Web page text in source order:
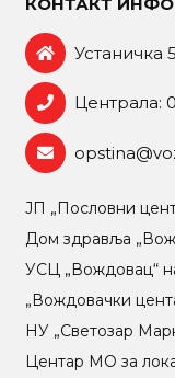
Устаничка
Централа:
ЈП „Пословни
Дом здравља
УСЦ „Вождовац“
„Вождовачки
НУ „Светозар
Центар МO за